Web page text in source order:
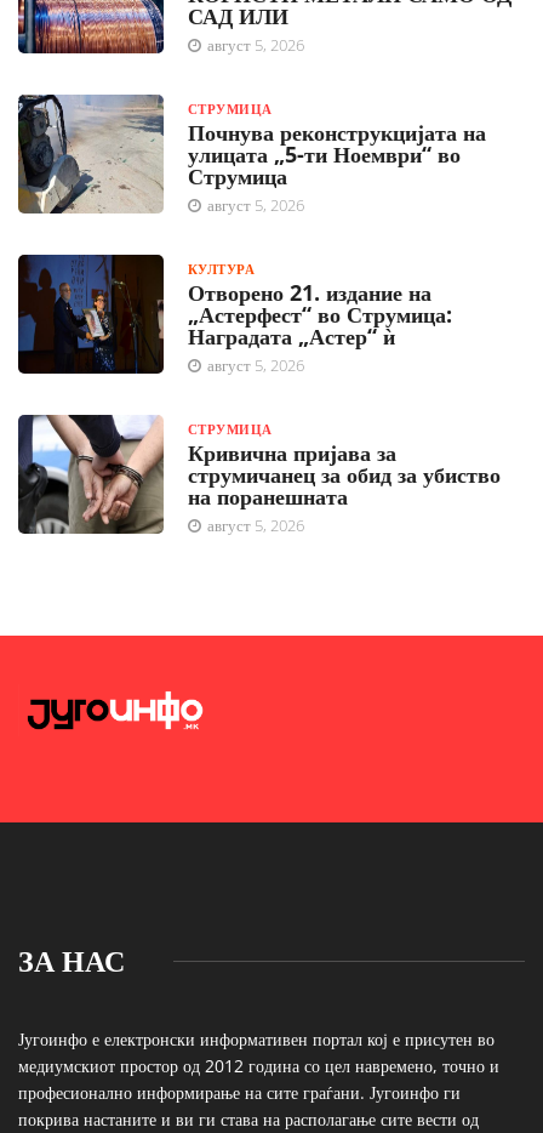
САД ИЛИ
август 5, 2026
СТРУМИЦА
Почнува реконструкцијата на
улицата „5-ти Ноември“ во
Струмица
август 5, 2026
КУЛТУРА
Отворено 21. издание на
„Астерфест“ во Струмица:
Наградата „Астер“ ѝ
август 5, 2026
СТРУМИЦА
Кривична пријава за
струмичанец за обид за убиство
на поранешната
август 5, 2026
ЗА НАС
Југоинфо е електронски информативен портал кој е присутен во
медиумскиот простор од 2012 година со цел навремено, точно и
професионално информирање на сите граѓани. Југоинфо ги
покрива настаните и ви ги става на располагање сите вести од